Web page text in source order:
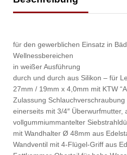
für den gewerblichen Einsatz in
Wellnessbereichen
in weißer Ausführung
durch und durch aus Silikon – für
27mm / 19mm x 4,0mm mit KTW
Zulassung
einerseits mit 3/4″ Überwurfmutter,
vollgummiummantelter
mit Wandhalter Ø 48mm aus
Wandventil mit 4-Flügel-Griff aus